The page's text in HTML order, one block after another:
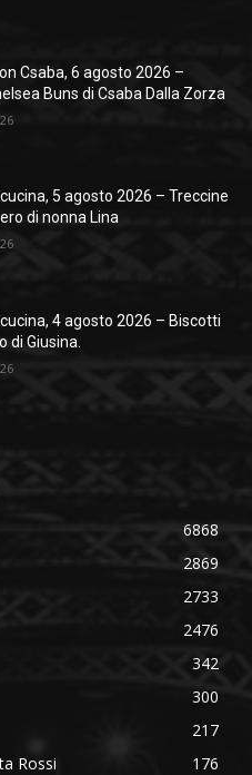
Csaba, 6 agosto 2026 –
Buns di Csaba Dalla Zorza
5 agosto 2026 – Treccine
di nonna Lina
4 agosto 2026 – Biscotti
di Giusina.
6868
2869
2733
2476
342
300
217
Rossi
176